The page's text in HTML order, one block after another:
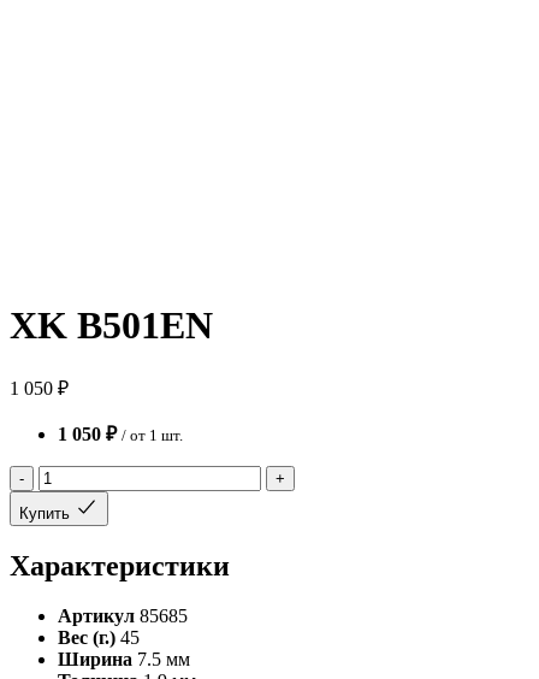
XK B501EN
1 050 ₽
1 050 ₽ / от 1 шт.
-
+
Купить
Характеристики
Артикул 85685
Вес (г.) 45
Ширина 7.5 мм